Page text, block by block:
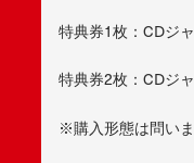
特典券1枚：CDジ
特典券2枚：CDジ
※購入形態は問いま